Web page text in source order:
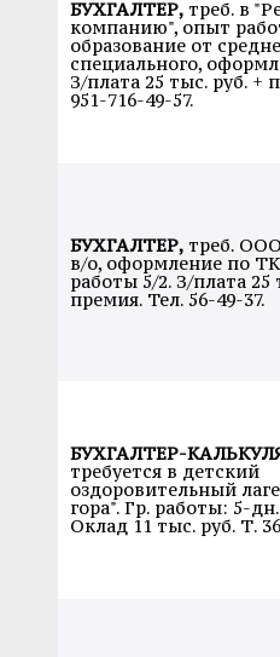
БУХГАЛТЕР, треб. в
компанию", опыт
образование от
специального,
З/плата 25 тыс. руб. +
951-716-49-57.
БУХГАЛТЕР, треб.
в/о, оформление по
работы 5/2. З/плата 25
премия. Тел. 56-49-37.
БУХГАЛТЕР-
требуется в детский
оздоровительный
гора". Гр. работы: 5-
Оклад 11 тыс. руб. Т.